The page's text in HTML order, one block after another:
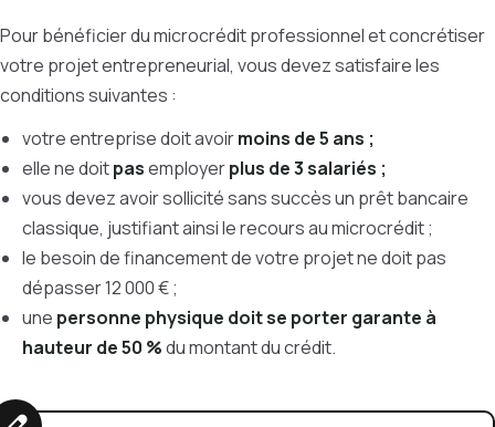
Pour bénéficier du microcrédit professionnel et concrétiser
votre projet entrepreneurial, vous devez satisfaire les
conditions suivantes :
votre entreprise doit avoirmoins de 5 ans ;
elle ne doitpasemployerplus de 3 salariés ;
vous devez avoir sollicité sans succès un prêt bancaire
classique, justifiant ainsi le recours au microcrédit ;
le besoin de financement de votre projet ne doit pas
dépasser 12 000 € ;
une personne physique doit se porter garante à
hauteur de 50 %du montant du crédit.